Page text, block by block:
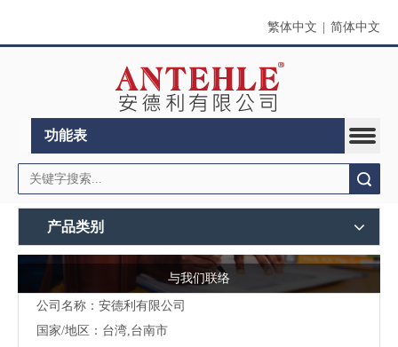
繁体中文 简体中文
功能表
产品类别
与我们联络
公司名称：安德利有限公司
国家/地区：台湾,台南市